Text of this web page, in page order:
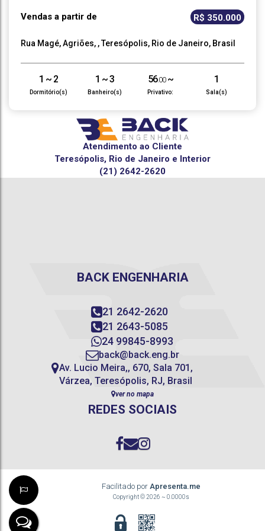
R$ 350.000
Vendas a partir de
Rua Magé,Agriões ,Teresópolis, Rio de Janeiro, Brasil
1 ~ 2
Dormitório(s)
1 ~ 3
Banheiro(s) Privativo:
56.00~
104.00m²
1
Sala(s)
Total:
129.00 Vaga(s)
Atendimento ao Cliente
Teresópolis, Rio de Janeiro e Interior
(21) 2642-2620
BACK ENGENHARIA
21 2642-2620
21 2643-5085
24 99845-8993
back@back.eng.br
Av. Lucio Meira,, 670, Sala 701 ,
Várzea, Teresópolis, RJ, Brasil
ver no mapa
REDES SOCIAIS
Facilitado por Apresenta.me
Copyright © 2026 ~ 0.0000s